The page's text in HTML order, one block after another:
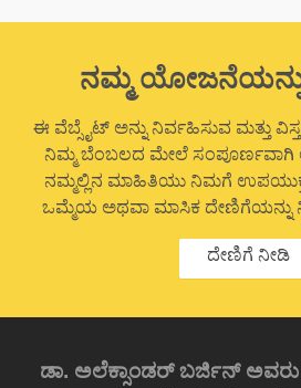
ನಮ್ಮ
ಈ ವೆಬ್ಸೈಟ್ ಅನ್ನು ನಿರ್ವಹಿಸುವ ಮತ್ತು
ನಿಮ್ಮ ಬೆಂಬಲದ ಮೇಲೆ ಸಂಪೂರ್ಣವಾಗಿ
ನಮ್ಮಲ್ಲಿನ ಮಾಹಿತಿಯು ನಿಮಗೆ
ಒಮ್ಮೆಯ ಅಥವಾ ಮಾಸಿಕ ದೇಣಿಗೆಯನ್ನು
ದೇಣಿಗೆ ನೀಡಿ
ಡಾ. ಅಲೆಕ್ಸಾಂಡರ್ ಬರ್ಜಿನ್ ಅವರು